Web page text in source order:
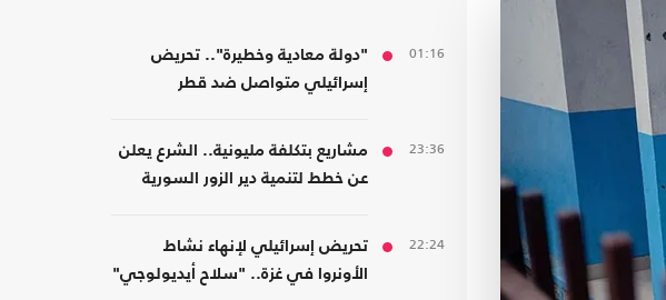
01:16
"دولة معادية وخطيرة".. تحريض
إسرائيلي متواصل ضد قطر
23:36
مشاريع بتكلفة مليونية.. الشرع يعلن
عن خطط لتنمية دير الزور السورية
22:24
تحريض إسرائيلي لإنهاء نشاط
الأونروا في غزة.. "سلاح أيديولوجي"